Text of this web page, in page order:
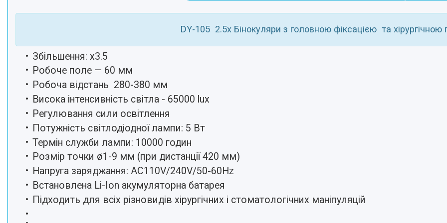
DY-105 2.5х Бінокуляри з головною фіксацією та хірургічною
Збільшення: х3.5
Робоче поле — 60 мм
Робоча відстань 280-380 мм
Висока інтенсивність світла - 65000 lux
Регулювання сили освітлення
Потужність світлодіодної лампи: 5 Вт
Термін служби лампи: 10000 годин
Розмір точки ø1-9 мм (при дистанції 420 мм)
Напруга заряджання: AC110V/240V/50-60Hz
Встановлена Li-Ion акумуляторна батарея
Підходить для всіх різновидів хірургічних і стоматологічних маніпуляцій